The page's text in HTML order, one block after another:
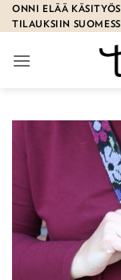
Skip
to
ONNI ELÄÄ
TILAUKSIIN